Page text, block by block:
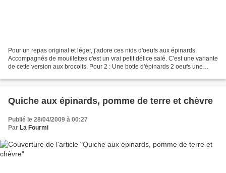
Pour un repas original et léger, j'adore ces nids d'oeufs aux épinards.
Accompagnés de mouillettes c'est un vrai petit délice salé. C'est une variante
de cette version aux brocolis. Pour 2 : Une botte d'épinards 2 oeufs une
Quiche aux épinards, pomme de terre et chèvre
Publié le 28/04/2009 à 00:27
Par La Fourmi